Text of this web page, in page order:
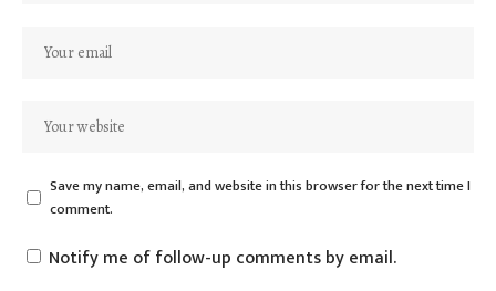
Save my name, email, and website in this browser for the next time I
comment.
Notify me of follow-up comments by email.